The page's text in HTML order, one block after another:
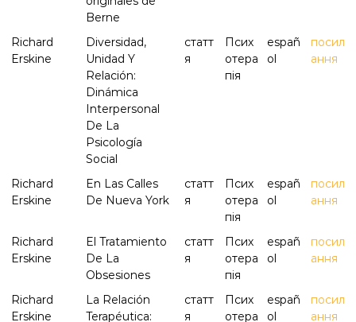
Berne
Richard
Erskine
Diversidad,
Unidad Y
Relación:
Dinámica
Interpersonal
De La
Psicología
Social
статт
я
Псих
отера
пія
españ
ol
посил
ання
Richard
Erskine
En Las Calles
De Nueva York
статт
я
Псих
отера
пія
españ
ol
посил
ання
Richard
Erskine
El Tratamiento
De La
Obsesiones
статт
я
Псих
отера
пія
españ
ol
посил
ання
Richard
Erskine
La Relación
Terapéutica:
статт
я
Псих
отера
españ
ol
посил
ання